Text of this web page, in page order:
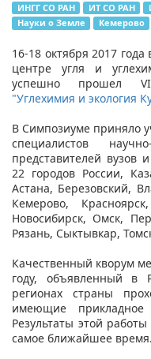
ИНГГ СО РАН ИТ СО РАН
Науки о Земле
Кемерово
16-18 октября 2017
центре угля и
успешно прошел
"Углехимия и экология
В Симпозиуме приняло
специалистов
представителей
22 городов России,
Астана, Березовский,
Кемерово,
Новосибирск, Омск,
Рязань, Сыктывкар,
Качественный кворум
году, объявленный в
регионах страны
имеющие прикладное
Результаты этой
самое ближайшее время.